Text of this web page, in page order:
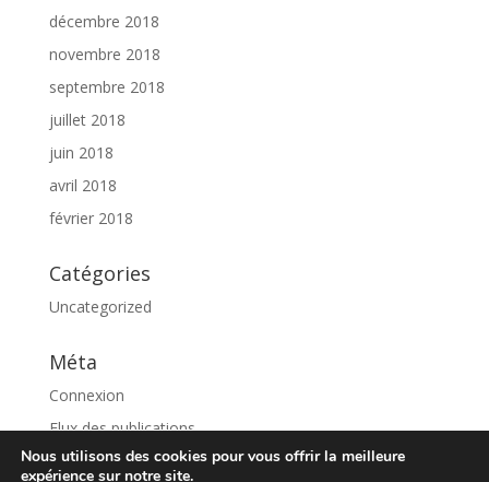
décembre 2018
novembre 2018
septembre 2018
juillet 2018
juin 2018
avril 2018
février 2018
Catégories
Uncategorized
Méta
Connexion
Flux des publications
Flux des commentaires
Nous utilisons des cookies pour vous offrir la meilleure
expérience sur notre site.